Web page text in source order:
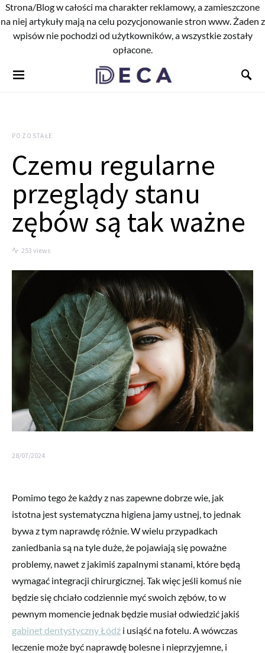
Strona/Blog w całości ma charakter reklamowy, a zamieszczone
na niej artykuły mają na celu pozycjonowanie stron www. Żaden z
wpisów nie pochodzi od użytkowników, a wszystkie zostały
opłacone.
POZOSTAŁE
Czemu regularne
przeglądy stanu
zębów są tak ważne
253 views
28/07/2024
Pomimo tego że każdy z nas zapewne dobrze wie, jak
istotna jest systematyczna higiena jamy ustnej, to jednak
bywa z tym naprawdę różnie. W wielu przypadkach
zaniedbania są na tyle duże, że pojawiają się poważne
problemy, nawet z jakimiś zapalnymi stanami, które będą
wymagać integracji chirurgicznej. Tak więc jeśli komuś nie
będzie się chciało codziennie myć swoich zębów, to w
pewnym momencie jednak będzie musiał odwiedzić jakiś
gabinet dentystyczny Łódź i usiąść na fotelu. A wówczas
leczenie może być naprawdę bolesne i nieprzyjemne, i